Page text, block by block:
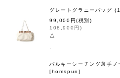
グレートグラニーバッグ
99,000 円(税別)
108,900 円 )
△
バルキーシーチング薄手
[homspun ]